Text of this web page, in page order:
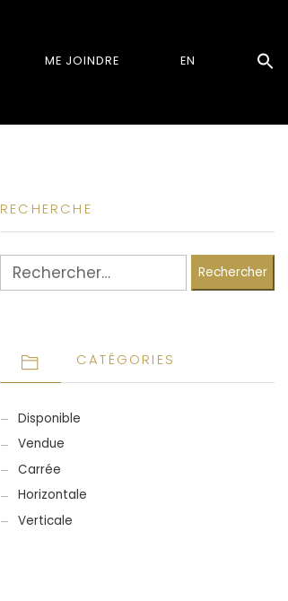
ME JOINDRE EN
RECHERCHE
Rechercher :
CATÉGORIES
Disponible
Vendue
Carrée
Horizontale
Verticale